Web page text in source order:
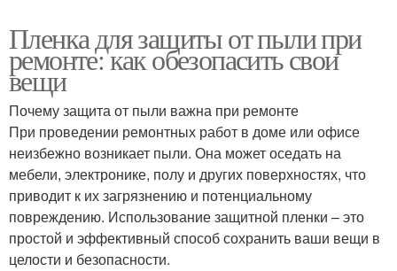
Пленка для защиты от пыли при
ремонте: как обезопасить свои
вещи
Почему защита от пыли важна при ремонте
При проведении ремонтных работ в доме или офисе
неизбежно возникает пыли. Она может оседать на
мебели, электронике, полу и других поверхностях, что
приводит к их загрязнению и потенциальному
повреждению. Использование защитной пленки – это
простой и эффективный способ сохранить ваши вещи в
целости и безопасности.